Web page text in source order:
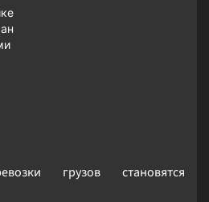
грузов становятся